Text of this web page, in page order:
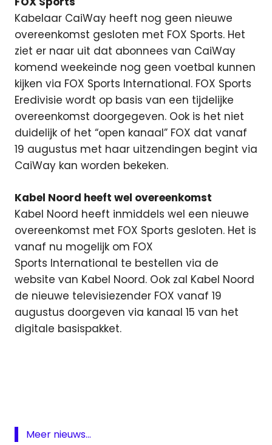
Kabelaar CaiWay heeft nog geen nieuwe
overeenkomst gesloten met FOX Sports. Het
ziet er naar uit dat abonnees van CaiWay
komend weekeinde nog geen voetbal kunnen
kijken via FOX Sports International. FOX Sports
Eredivisie wordt op basis van een tijdelijke
overeenkomst doorgegeven. Ook is het niet
duidelijk of het “open kanaal” FOX dat vanaf
19 augustus met haar uitzendingen begint via
CaiWay kan worden bekeken.
Kabel Noord heeft wel overeenkomst
Kabel Noord heeft inmiddels wel een nieuwe
overeenkomst met FOX Sports gesloten. Het is
vanaf nu mogelijk om FOX
Sports International te bestellen via de
website van Kabel Noord. Ook zal Kabel Noord
de nieuwe televisiezender FOX vanaf 19
augustus doorgeven via kanaal 15 van het
digitale basispakket.
Fox Sports
Meer nieuws...